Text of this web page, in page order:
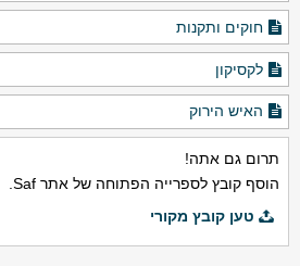
חוקים ותקנות
לקסיקון
האיש הירוק
תרום גם אתה!
הוסף קובץ לספרייה הפתוחה של אתר Saf.
טען קובץ מקורי